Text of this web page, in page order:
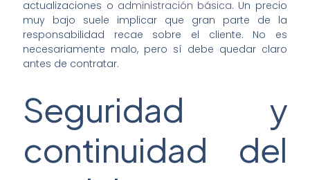
actualizaciones o administración básica. Un precio
muy bajo suele implicar que gran parte de la
responsabilidad recae sobre el cliente. No es
necesariamente malo, pero sí debe quedar claro
antes de contratar.
Seguridad y
continuidad del